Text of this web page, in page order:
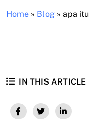
Home » Blog » apa
IN THIS ARTICLE